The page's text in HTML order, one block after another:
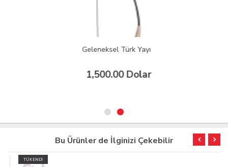
Geleneksel Türk Yayı
1,500.00 Dolar
Bu Ürünler de İlginizi Çekebilir
TÜKENDİ